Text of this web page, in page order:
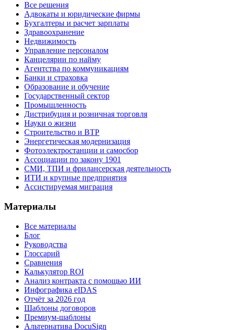
Все решения
Адвокаты и юридические фирмы
Бухгалтеры и расчет зарплаты
Здравоохранение
Недвижимость
Управление персоналом
Канцелярии по найму
Агентства по коммуникациям
Банки и страховка
Образование и обучение
Государственный сектор
Промышленность
Дистрибуция и розничная торговля
Науки о жизни
Строительство и BTP
Энергетическая модернизация
Фотоэлектростанции и самосбор
Ассоциации по закону 1901
СМИ, ТПИ и фрилансерская деятельность
ИТИ и крупные предприятия
Ассистируемая миграция
Материалы
Все материалы
Блог
Руководства
Глоссарий
Сравнения
Калькулятор ROI
Анализ контракта с помощью ИИ
Инфографика eIDAS
Отчёт за 2026 год
Шаблоны договоров
Премиум-шаблоны
Альтернатива DocuSign